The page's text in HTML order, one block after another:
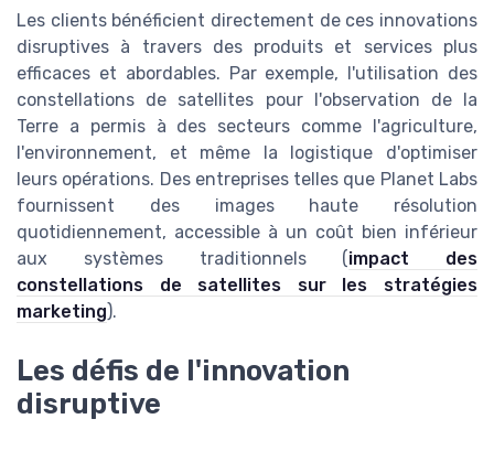
Les clients bénéficient directement de ces innovations
disruptives à travers des produits et services plus
efficaces et abordables. Par exemple, l'utilisation des
constellations de satellites pour l'observation de la
Terre a permis à des secteurs comme l'agriculture,
l'environnement, et même la logistique d'optimiser
leurs opérations. Des entreprises telles que Planet Labs
fournissent des images haute résolution
quotidiennement, accessible à un coût bien inférieur
aux systèmes traditionnels (impact des
constellations de satellites sur les stratégies
marketing).
Les défis de l'innovation
disruptive